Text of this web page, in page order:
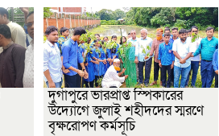
দুর্গাপুরে ভারপ্রাপ্ত স্পিকারের
উদ্যোগে জুলাই শহীদদের স্মরণে
বৃক্ষরোপণ কর্মসূচি